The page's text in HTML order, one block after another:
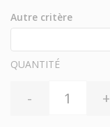
Autre critère
QUANTITÉ
- +